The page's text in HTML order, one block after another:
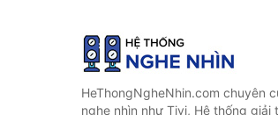
HeThongNgheNhin.com chuyên
nghe nhìn như Tivi, Hệ thống giải